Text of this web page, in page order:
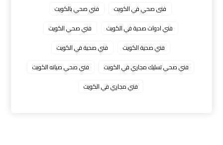
فنى صحي في الكويت
فني صحي بالكويت
فني ادوات صحية في الكويت
فني صحي الكويت
فني صحية الكويت
فني صحية في الكويت
فني صحي تسليك مجاري في الكويت
فني صحي صيانه الكويت
فني مجاري في الكويت